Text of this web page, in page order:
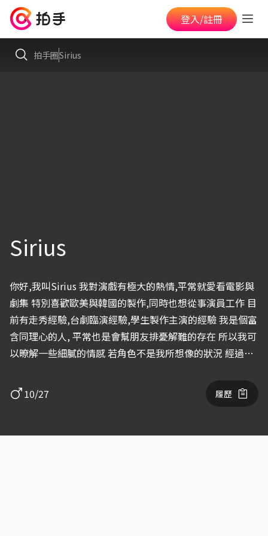
登入/註冊
拍手圈Sirius
Sirius
你好,我叫Sirius 我對演戲有極大的熱情,平常就愛看電影與
劇集 特別喜歡歐美與韓國的製作,同時也想從事演員工作 目
前有走秀經驗,台劇臨演經驗,學生製作主演的經驗 我是個富
含同理心的人, 平常也是會幫朋友排憂解難的存在 所以我可
以暸解一些細膩的情感 若角色不是我所想像的狀況 經過溝
毅力的人 我在憂鬱症的狀況下從133公斤減到78公斤 希望
能有機會與您合作！
10/27 履歷